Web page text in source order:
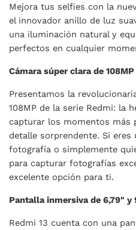
Mejora tus selfies con la
el innovador anillo de luz
una iluminación natural y
perfectos en cualquier
Cámara súper clara de 108MP
Presentamos la
108MP de la serie Redmi: la
capturar los momentos más
detalle sorprendente. Si
fotografía o simplemente
para capturar fotografías
excelente opción para ti.
Pantalla inmersiva de 6,79" y
Redmi 13 cuenta con una